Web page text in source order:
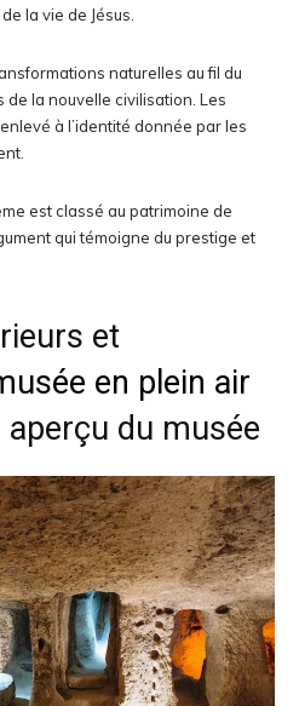
la vie de Jésus.
naturelles au fil du
la nouvelle civilisation. Les
à l’identité donnée par les
est classé au patrimoine de
qui témoigne du prestige et
et
en plein air
aperçu du musée